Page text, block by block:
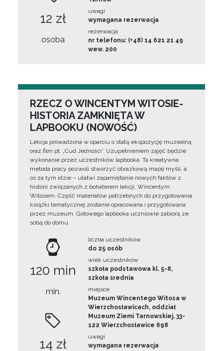
12 zł
osoba
uwagi
wymagana rezerwacja
rezerwacja
nr telefonu: (+48) 14 621 21 49
wew. 200
RZECZ O WINCENTYM WITOSIE-
HISTORIA ZAMKNIĘTA W
LAPBOOKU (NOWOŚĆ)
Lekcja prowadzona w oparciu o stałą ekspozycję muzealną
oraz film pt. „Cud Jedności”. Uzupełnieniem zajęć będzie
wykonanie przez uczestników lapbooka. Ta kreatywna
metoda pracy pozwoli stworzyć obrazkową mapę myśli, a
co za tym idzie – ułatwi zapamiętanie nowych faktów z
historii związanych z bohaterem lekcji, Wincentym
Witosem. Część materiałów potrzebnych do przygotowania
książki tematycznej zostanie opracowana i przygotowana
przez muzeum. Gotowego lapbooka uczniowie zabiorą ze
sobą do domu.
120 min
min.
14 zł
liczba uczestników
do 25 osób
wiek uczestników
szkoła podstawowa kl. 5-8,
szkoła średnia
miejsce
Muzeum Wincentego Witosa w
Wierzchosławicach, oddział
Muzeum Ziemi Tarnowskiej, 33-
122 Wierzchosławice 698
uwagi
wymagana rezerwacja